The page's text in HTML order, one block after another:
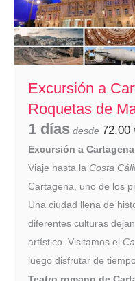
Excursión a
Roquetas de
1 días desde 72,00
Excursión a
Viaje hasta la Costa
Cartagena, uno de los
Una ciudad llena de
diferentes culturas
artístico. Visitamos el
luego disfrutar de